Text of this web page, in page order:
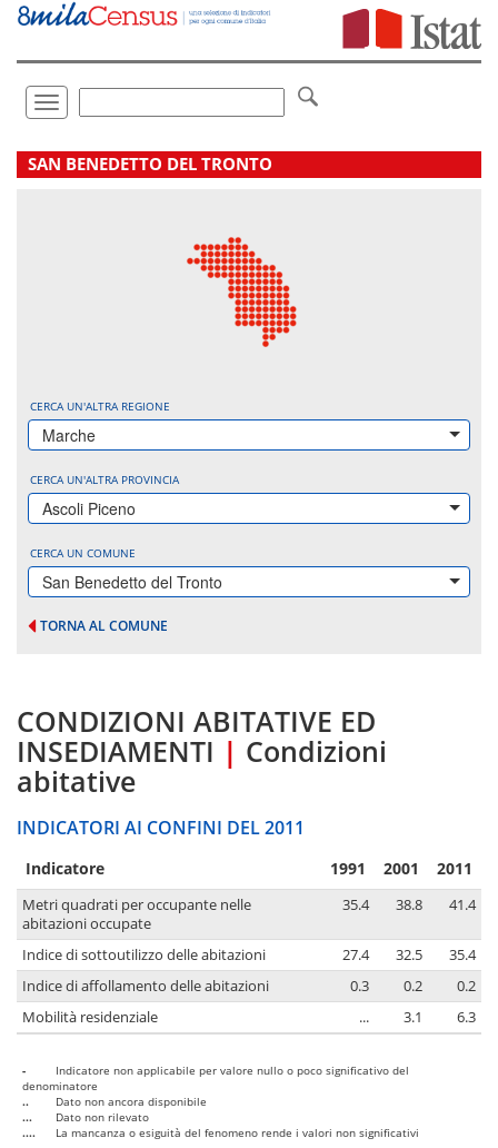
Vai
direttamente
Toggle
navigation
.
SAN BENEDETTO DEL TRONTO
CERCA UN'ALTRA REGIONE
Marche
CERCA UN'ALTRA PROVINCIA
Ascoli Piceno
CERCA UN COMUNE
San Benedetto del Tronto
TORNA AL COMUNE
CONDIZIONI ABITATIVE ED
INSEDIAMENTI | Condizioni
abitative
INDICATORI AI CONFINI DEL 2011
Indicatore 1991 2001 2011
Metri quadrati per occupante nelle
abitazioni occupate
35.4 38.8 41.4
Indice di sottoutilizzo delle abitazioni 27.4 32.5
35.4
Indice di affollamento delle abitazioni
0.3 0.2
0.2
Mobilità residenziale
... 3.1 6.3
-
Indicatore non applicabile per valore nullo o poco significativo del
denominatore
..
Dato non ancora disponibile
...
Dato non rilevato
....
La mancanza o esiguità del fenomeno rende i valori non significativi